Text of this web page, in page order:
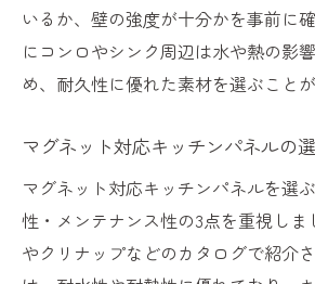
いるか、壁の強度が十分かを事前に
にコンロやシンク周辺は水や熱の影
め、耐久性に優れた素材を選ぶことが
マグネット対応キッチンパネルの
マグネット対応キッチンパネルを選
性・メンテナンス性の3点を重視しま
やクリナップなどのカタログで紹介